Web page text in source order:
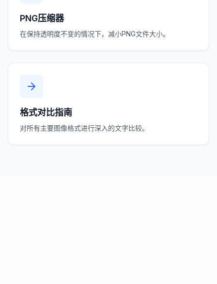
PNG压缩器
在保持透明度不变的情况下，减小PNG文件大小。
格式对比指南
对所有主要图像格式进行深入的文字比较。